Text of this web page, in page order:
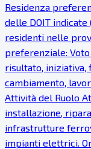
Residenza
delle DOIT
residenti nelle
preferenziale:
risultato,
cambiamento,
Attività del Ruolo
installazione,
infrastrutture
impianti elettrici.